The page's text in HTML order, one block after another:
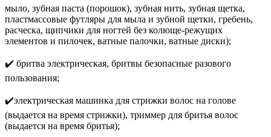
мыло, зубная паста (порошок), зубная нить, зубная щетка,
пластмассовые футляры для мыла и зубной щетки, гребень,
расческа, щипчики для ногтей без колюще-режущих
элементов и пилочек, ватные палочки, ватные диски);
✔️ бритва электрическая, бритвы безопасные разового
пользования;
✔️электрическая машинка для стрижки волос на голове
(выдается на время стрижки), триммер для бритья волос
(выдается на время бритья);